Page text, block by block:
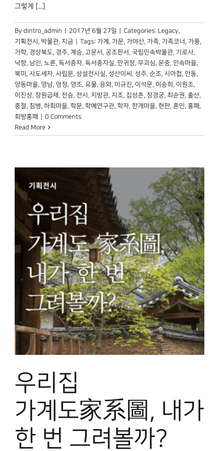
그렇게 [...]
By dintro_admin 2017년 6월 27일 Categories: Legacy,
기획전시 , 박물관, 지금 Tags: 가계 , 가문, 가야산, 가족, 가족코너 , 가풍,
가학, 경상북도, 경주, 계승, 고문서 , 공조판서 , 국립민속박물관, 기로사,
낙향, 남인, 노론, 독서종자, 독서종자실, 만귀정, 무괴심, 문중, 민속마을,
북미 , 사도세자, 사립문, 상설전시실, 성산이씨 , 성주, 순조, 시아첩, 안동,
양동마을, 영남, 영정, 영조, 유물, 응와, 이규진, 이석문, 이승희 , 이원조,
이진상, 장원급제 , 전승, 전시 , 지방관, 지조, 집성촌, 창경궁, 최순권, 출산,
충절, 침병, 하회마을, 학문, 학예연구관, 학자, 한개마을, 현판, 혼인, 홍패 ,
회방홍패
0 Comments
Read More
우리집
가계도家系圖, 내가
한 번 그려볼까?